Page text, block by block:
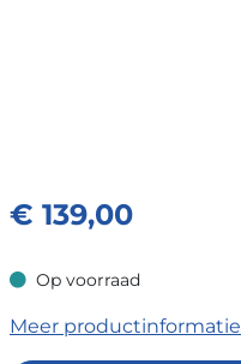
€ 139,00
Op voorraad
Op voorraad
Meer productinformatie